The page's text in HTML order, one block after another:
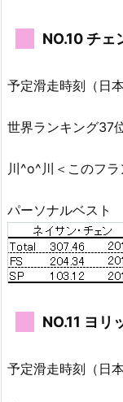
NO.10 チェ
予定滑走時刻（日
世界ランキング37
川^o^川＜このフラ
パーソナルベスト
NO.11 ヨリ
予定滑走時刻（日